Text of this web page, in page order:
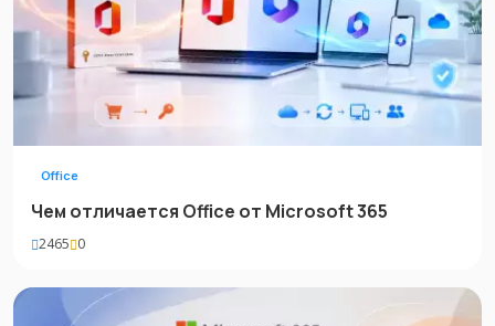
Office
Чем отличается Office от Microsoft 365
2465 0